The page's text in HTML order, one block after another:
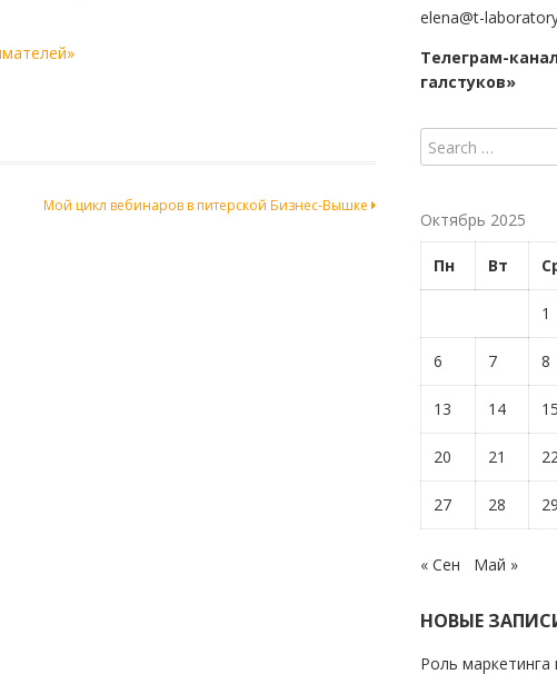
Мой цикл вебинаров в питерской Бизнес-Вышке
elena@t-
Телеграм-
галстуков»
Октябрь 2025
Пн Вт
1
6 7 8
13 14 15
20 21
27 28 29
« Сен Май »
НОВЫЕ
Роль маркетинга